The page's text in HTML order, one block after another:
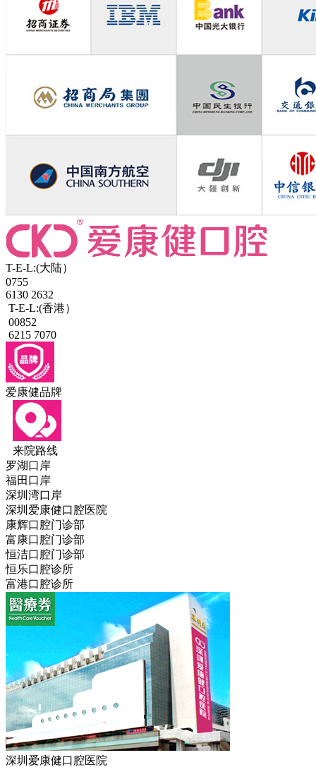
T-E-L:(大陆）
0755
6130 2632
T-E-L:(香港）
00852
6215 7070
爱康健品牌
来院路线
罗湖口岸
福田口岸
深圳湾口岸
深圳爱康健口腔医院
康辉口腔门诊部
富康口腔门诊部
恒洁口腔门诊部
恒乐口腔诊所
富港口腔诊所
深圳爱康健口腔医院